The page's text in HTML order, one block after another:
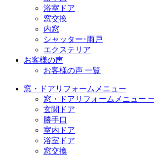
浴室ドア
窓交換
内窓
シャッター･雨戸
エクステリア
お客様の声
お客様の声 一覧
窓・ドアリフォームメニュー
窓・ドアリフォームメニュー
玄関ドア
勝手口
室内ドア
浴室ドア
窓交換